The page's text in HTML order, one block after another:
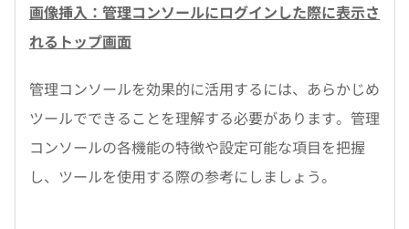
画像挿入：管理コンソールにログインした際に表示さ
れるトップ画面
管理コンソールを効果的に活用するには、あらかじめ
ツールでできることを理解する必要があります。管理
コンソールの各機能の特徴や設定可能な項目を把握
し、ツールを使用する際の参考にしましょう。